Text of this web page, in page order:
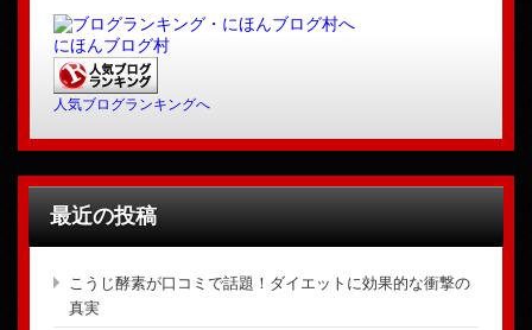
にほんブログ村
人気ブログランキングへ
最近の投稿
こうじ酵素が口コミで話題！ダイエットに効果的な衝撃の
真実